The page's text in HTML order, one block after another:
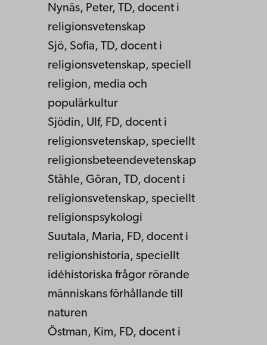
Nynäs, Peter, TD, docent i
religionsvetenskap
Sjö, Sofia, TD, docent i
religionsvetenskap, speciell
religion, media och
populärkultur
Sjödin, Ulf, FD, docent i
religionsvetenskap, speciellt
religionsbeteendevetenskap
Ståhle, Göran, TD, docent i
religionsvetenskap, speciellt
religionspsykologi
Suutala, Maria, FD, docent i
religionshistoria, speciellt
idéhistoriska frågor rörande
människans förhållande till
naturen
Östman, Kim, FD, docent i